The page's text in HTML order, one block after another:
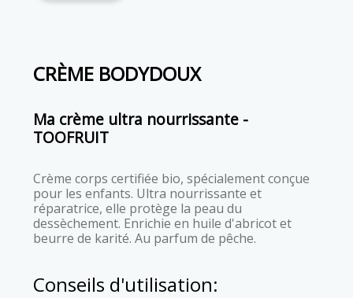
CRÈME BODYDOUX
Ma crème ultra nourrissante -
TOOFRUIT
Crème corps certifiée bio, spécialement conçue
pour les enfants. Ultra nourrissante et
réparatrice, elle protège la peau du
dessèchement. Enrichie en huile d'abricot et
beurre de karité. Au parfum de pêche.
Conseils d'utilisation: